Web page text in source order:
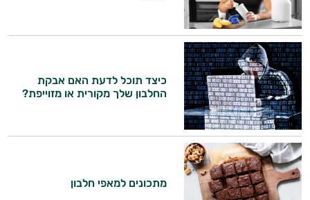
כיצד תוכל לדעת האם אבקת
החלבון שלך מקורית או מזוייפת?
מתכונים למאפי חלבון